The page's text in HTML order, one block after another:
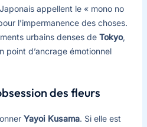
appellent le « mono no
l’impermanence des choses.
urbains denses de Tokyo,
point d’ancrage émotionnel
des fleurs
Yayoi Kusama. Si elle est